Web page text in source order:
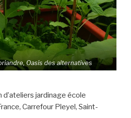
Oasis des alternatives
jardinage école
Carrefour Pleyel, Saint-